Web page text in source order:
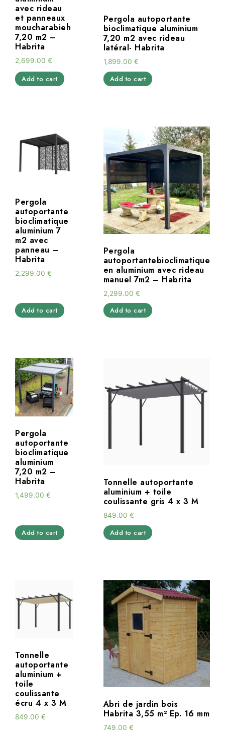
avec rideau
et panneaux
moucharabieh
7,20 m2 –
Habrita
2,699.00 €
Add to cart
Pergola autoportante
bioclimatique aluminium
7,20 m2 avec rideau
latéral- Habrita
1,899.00 €
Add to cart
Pergola
autoportante
bioclimatique
aluminium 7
m2 avec
panneau –
Habrita
2,299.00 €
Add to cart
Pergola
autoportantebioclimatique
en aluminium avec rideau
manuel 7m2 – Habrita
2,299.00 €
Add to cart
Pergola
autoportante
bioclimatique
aluminium
7,20 m2 –
Habrita
1,499.00 €
Add to cart
Tonnelle autoportante
aluminium + toile
coulissante gris 4 x 3 M
849.00 €
Add to cart
Tonnelle
autoportante
aluminium +
toile
coulissante
écru 4 x 3 M
849.00 €
Abri de jardin bois
Habrita 3,55 m² Ep. 16 mm
749.00 €